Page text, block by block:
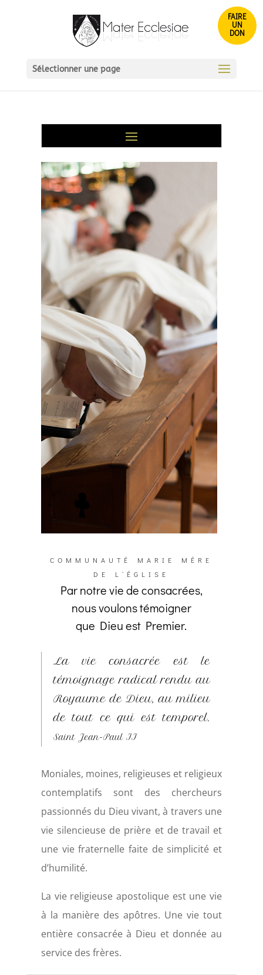
FAIRE
UN
DON
Sélectionner une page
COMMUNAUTÉ MARIE MÈRE
DE L’ÉGLISE
Par notre vie de consacrées,
nous voulons témoigner
que Dieu est Premier.
La vie consacrée est le
témoignage radical rendu au
Royaume de Dieu, au milieu
de tout ce qui est temporel.
Saint Jean-Paul II
Moniales, moines, religieuses et religieux
contemplatifs sont des chercheurs
passionnés du Dieu vivant, à travers une
vie silencieuse de prière et de travail et
une vie fraternelle faite de simplicité et
d’humilité.
La vie religieuse apostolique est une vie
à la manière des apôtres. Une vie tout
entière consacrée à Dieu et donnée au
service des frères.